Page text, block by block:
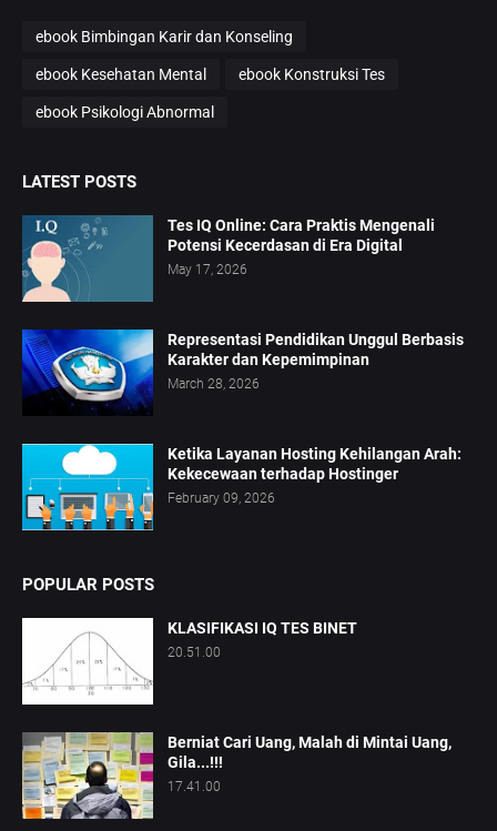
ebook Bimbingan Karir dan Konseling
ebook Kesehatan Mental ebook Konstruksi Tes
ebook Psikologi Abnormal
LATEST POSTS
Tes IQ Online: Cara Praktis Mengenali
Potensi Kecerdasan di Era Digital
May 17, 2026
Representasi Pendidikan Unggul Berbasis
Karakter dan Kepemimpinan
March 28, 2026
Ketika Layanan Hosting Kehilangan Arah:
Kekecewaan terhadap Hostinger
February 09, 2026
POPULAR POSTS
KLASIFIKASI IQ TES BINET
20.51.00
Berniat Cari Uang, Malah di Mintai Uang,
Gila...!!!
17.41.00